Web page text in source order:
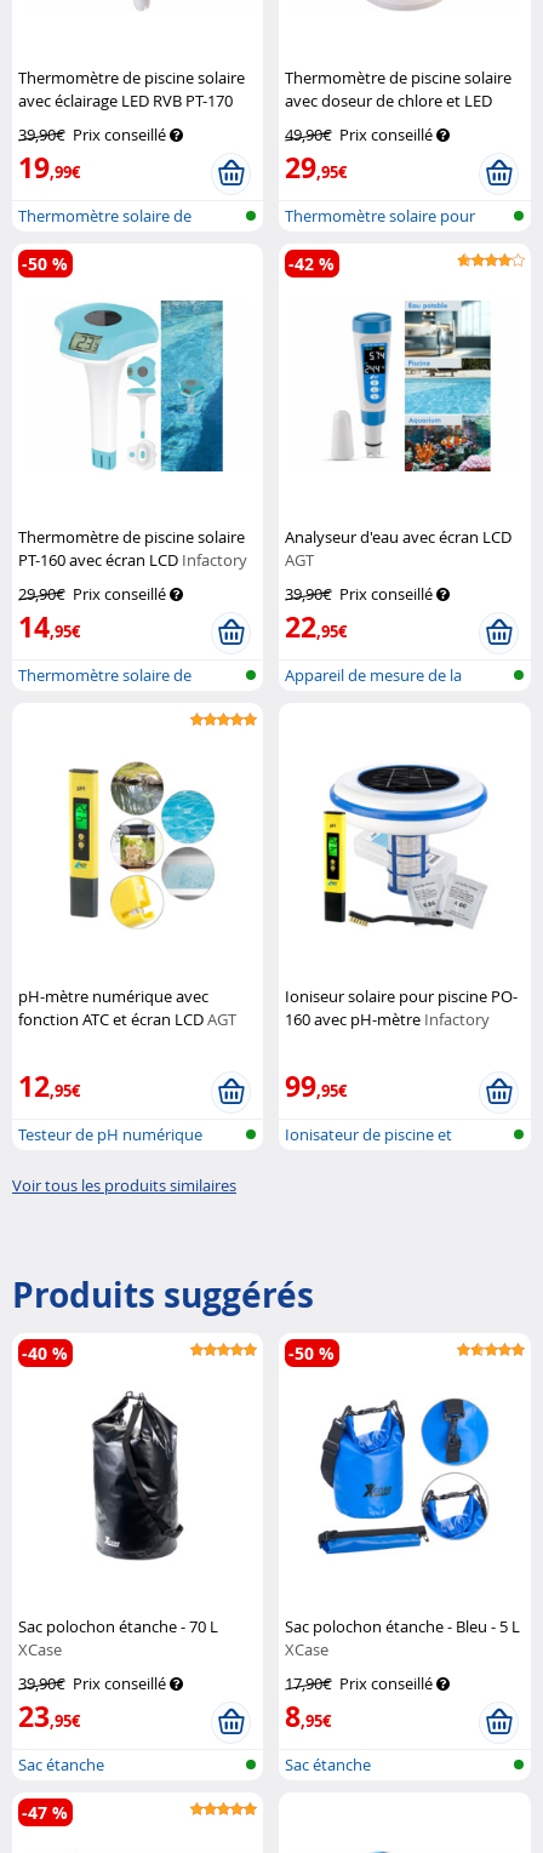
Thermomètre de piscine solaire
avec éclairage LED RVB PT-170
39,90€ Prix conseillé
19,99€
Thermomètre solaire de
piscine avec...
Thermomètre de piscine solaire
avec doseur de chlore et LED
Infactory
49,90€ Prix conseillé
29,95€
Thermomètre solaire pour
piscine, d...
Thermomètre de piscine solaire
PT-160 avec écran LCD Infactory
29,90€ Prix conseillé
14,95€
-50 %
Thermomètre solaire de
Analyseur d'eau avec écran LCD
AGT
39,90€ Prix conseillé
22,95€
-42 %
Appareil de mesure de la
pH-mètre numérique avec
fonction ATC et écran LCDAGT
12,95€
Testeur de pH numérique
Ioniseur solaire pour piscine PO-
160 avec pH-mètre Infactory
99,95€
Ionisateur de piscine et
Voir tous les produits similaires
Produits suggérés
Sac polochon étanche - 70 L
XCase
39,90€ Prix conseillé
23,95€
-40 %
Sac étanche
Sac polochon étanche - Bleu - 5 L
XCase
17,90€ Prix conseillé
8,95€
-50 %
Sac étanche
-47 %